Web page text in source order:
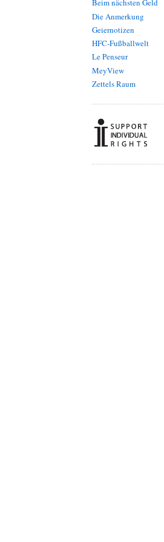
Beim nächsten Geld
Die Anmerkung
Geiernotizen
HFC-Fußballwelt
Le Penseur
MeyView
Zettels Raum